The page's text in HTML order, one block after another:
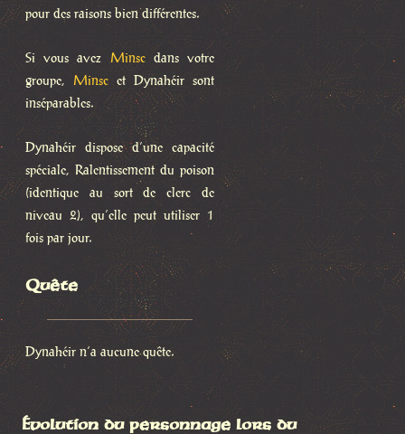
pour des raisons bien différentes.
Si vous avez Minscdans votre
groupe, Minsc et Dynahéir sont
inséparables.
Dynahéir dispose d’une capacité
spéciale, Ralentissement du poison
(identique au sort de clerc de
niveau 2), qu’elle peut utiliser 1
fois par jour.
Quête
Dynahéir n’a aucune quête.
Évolution du personnage lors du